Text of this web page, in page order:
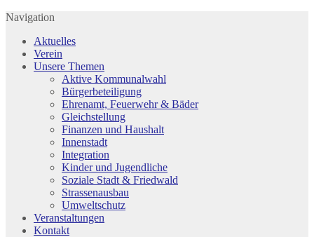
Navigation
Aktuelles
Verein
Unsere Themen
Aktive Kommunalwahl
Bürgerbeteiligung
Ehrenamt, Feuerwehr & Bäder
Gleichstellung
Finanzen und Haushalt
Innenstadt
Integration
Kinder und Jugendliche
Soziale Stadt & Friedwald
Strassenausbau
Umweltschutz
Veranstaltungen
Kontakt